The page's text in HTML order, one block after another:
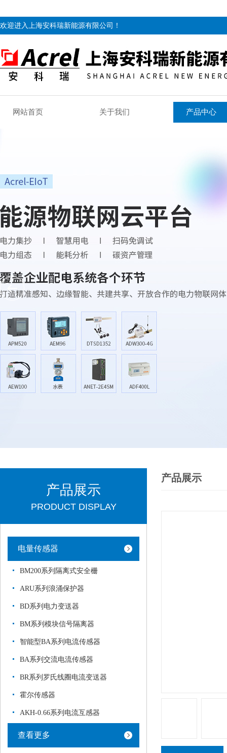
欢迎进入上海安科瑞新能源有限公司！
网站首页 关于我们 产品中心
产品展示
PRODUCT DISPLAY
电量传感器
BM200系列隔离式安全栅
ARU系列浪涌保护器
BD系列电力变送器
BM系列模块信号隔离器
智能型BA系列电流传感器
BA系列交流电流传感器
BR系列罗氏线圈电流变送器
霍尔传感器
AKH-0.66系列电流互感器
查看更多
产品展示